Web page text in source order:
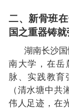
二、新骨班
国之重器铸
湖南长沙
南大学，在岳
脉、实践教育
（清水塘中
伟人足迹，在